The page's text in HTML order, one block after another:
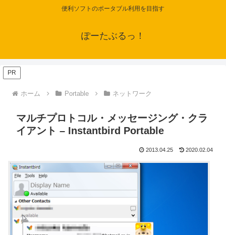
便利ソフトのポータブル利用を目指す
ぽーたぶるっ！
PR
ホーム Portable ネットワーク
マルチプロトコル・メッセージング・クラ
イアント – Instantbird Portable
2013.04.25 2020.02.04